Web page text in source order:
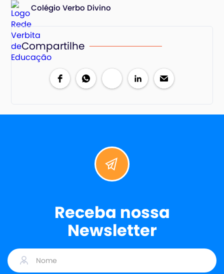
Colégio Verbo Divino
Compartilhe
Receba nossa
Newsletter